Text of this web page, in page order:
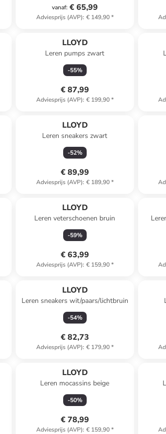
vanaf: € 65,99
Adviesprijs (AVP): € 149,90*
LLOYD
Leren pumps zwart
-55%
€ 87,99
Adviesprijs (AVP): € 199,90*
LLOYD
Leren sneakers zwart
-52%
€ 89,99
Adviesprijs (AVP): € 189,90*
LLOYD
Leren veterschoenen bruin
-59%
€ 63,99
Adviesprijs (AVP): € 159,90*
LLOYD
Leren sneakers wit/paars/lichtbruin
-54%
€ 82,73
Adviesprijs (AVP): € 179,90*
LLOYD
Leren mocassins beige
-50%
€ 78,99
Adviesprijs (AVP): € 159,90*